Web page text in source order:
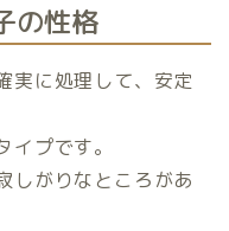
の性格
実に処理して、安定
プです。
しがりなところがあ